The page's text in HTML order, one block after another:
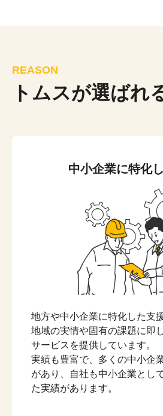
REASON
トムスが選ばれ
中小企業に特化
地方や中小企業に特化した支
地域の実情や固有の課題に即
サービスを提供しています。
実績も豊富で、多くの中小企
があり、自社も中小企業とし
た実績があります。